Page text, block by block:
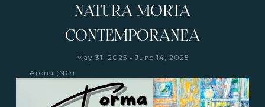
NATURA MORTA
CONTEMPORANEA
May 31, 2025 - June 14, 2025
Arona (NO)